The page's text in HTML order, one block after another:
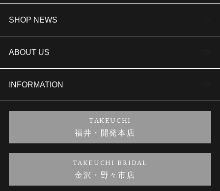
婚約指輪
結婚指輪
セットリング
婚約ネックレス
金・プラチナのお取引
SHOP NEWS
TAKEUCHI BRIDAL金沢本店情報
商品一覧
ブランドリスト
金澤指輪工房｜手作りペアリング
金澤指輪工房｜手作り結婚指輪 and 婚約指輪
ABOUT US
会社概要
お客様の声
INFORMATION
プライバシーポリシー
TAKEUCHI
福井・開発本店
TAKEUCHI BRIDAL
金沢・野々市店